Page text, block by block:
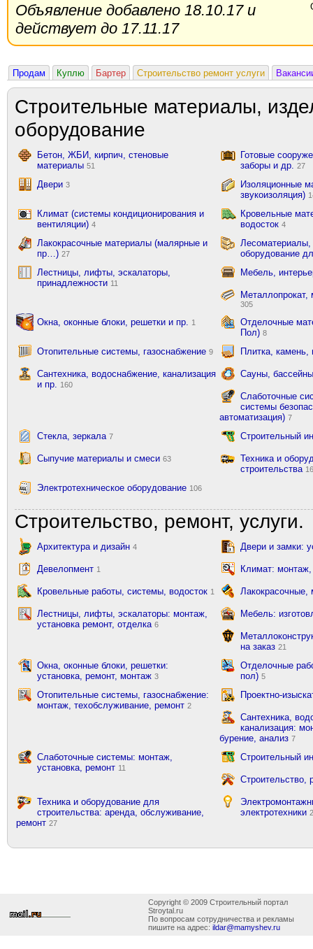
Объявление добавлено 18.10.17 и
действует до 17.11.17
Продам Куплю Бартер Строительство ремонт услуги
Строительные материалы,
оборудование
Бетон, ЖБИ, кирпич, стеновые
материалы 51
Готовые
заборы и др.
27
Двери 3
Изоляционные
звукоизоляция)
Климат (системы кондиционирования и
вентиляции) 4
Кровельные
водосток 4
Лакокрасочные материалы (малярные и
пр…) 27
оборудование
Лестницы, лифты, эскалаторы,
принадлежности 11
Мебель,
305
Окна, оконные блоки, решетки и пр. 1
Отделочные
Пол) 8
Отопительные системы, газоснабжение 9 Плитка,
Сантехника, водоснабжение, канализация
и пр.
160
Сауны,
Слаботочные
системы
автоматизация) 7
Стекла, зеркала 7 Строительный
Сыпучие материалы и смеси 63
Техника и
строительства
Электротехническое оборудование 106
Строительство, ремонт, услуги.
Архитектура и дизайн 4 Двери и замки:
Девелопмент 1 Климат:
Кровельные работы, системы, водосток 1
Лестницы, лифты, эскалаторы: монтаж,
установка ремонт, отделка 6
Мебель:
на заказ 21
Окна, оконные блоки, решетки:
установка, ремонт, монтаж 3
Отделочные
пол) 5
Отопительные системы, газоснабжение:
монтаж, техобслуживание, ремонт 2
Проектно-
Сантехника,
канализация:
бурение, анализ 7
Слаботочные системы: монтаж,
установка, ремонт 11
Строительный
Строительство,
Техника и оборудование для
строительства: аренда, обслуживание,
ремонт 27
электротехники
Copyright © 2009 Строительный портал
Stroytal.ru
По вопросам сотрудничества и рекламы
пишите на адрес: ildar@mamyshev.ru